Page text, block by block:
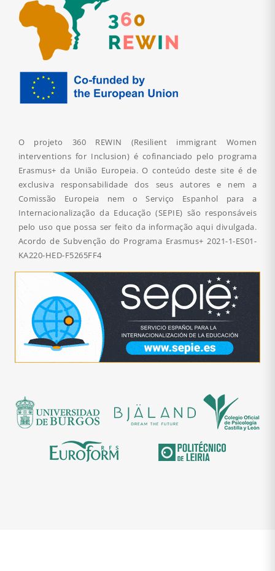
O projeto 360 REWIN (Resilient immigrant Women
interventions for Inclusion) é cofinanciado pelo programa
Erasmus+ da União Europeia. O conteúdo deste site é de
exclusiva responsabilidade dos seus autores e nem a
Comissão Europeia nem o Serviço Espanhol para a
Internacionalização da Educação (SEPIE) são responsáveis
pelo uso que possa ser feito da informação aqui divulgada.
Acordo de Subvenção do Programa Erasmus+2021-1-ES01-
KA220-HED-F5265FF4